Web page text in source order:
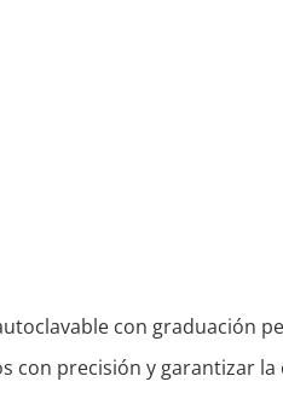
con graduación
precisión y garantizar